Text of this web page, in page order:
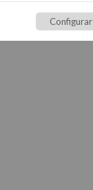
Configurar